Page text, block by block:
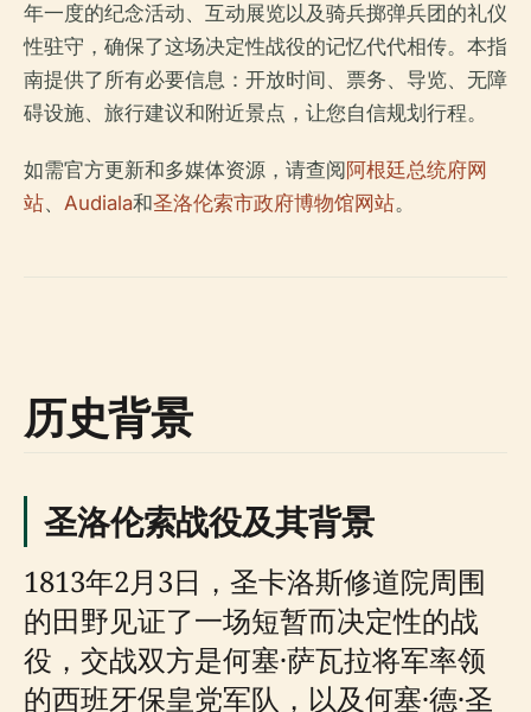
年一度的纪念活动、互动展览以及骑兵掷弹兵团的礼仪
性驻守，确保了这场决定性战役的记忆代代相传。本指
南提供了所有必要信息：开放时间、票务、导览、无障
碍设施、旅行建议和附近景点，让您自信规划行程。
如需官方更新和多媒体资源，请查阅阿根廷总统府网
站、 Audiala和圣洛伦索市政府博物馆网站。
历史背景
圣洛伦索战役及其背景
1813年2月3日，圣卡洛斯修道院周围
的田野见证了一场短暂而决定性的战
役，交战双方是何塞·萨瓦拉将军率领
的西班牙保皇党军队，以及何塞·德·圣